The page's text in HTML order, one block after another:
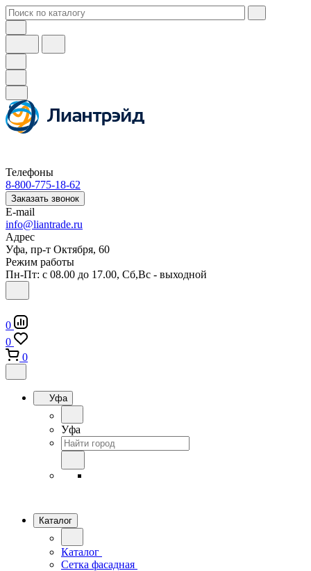
Телефоны
8-800-775-18-62
Заказать звонок
E-mail
info@liantrade.ru
Адрес
Уфа, пр-т Октября, 60
Режим работы
Пн-Пт: c 08.00 до 17.00, Cб,Вс - выходной
0
0
0
Уфа
Уфа
Каталог
Каталог
Сетка фасадная